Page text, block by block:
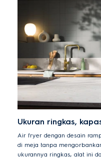
Ukuran ringkas,
Air fryer dengan desain
di meja tanpa
ukurannya ringkas, alat ini